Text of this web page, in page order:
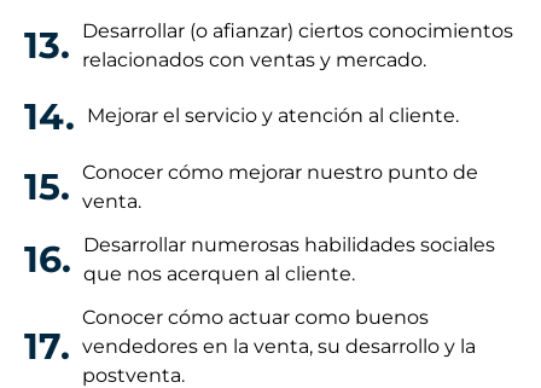
13.
Desarrollar (o afianzar) ciertos conocimientos
relacionados con ventas y mercado.
14. Mejorar el servicio y atención al cliente.
15. Conocer cómo mejorar nuestro punto de
venta.
16.
Desarrollar numerosas habilidades sociales
que nos acerquen al cliente.
17.
Conocer cómo actuar como buenos
vendedores en la venta, su desarrollo y la
postventa.